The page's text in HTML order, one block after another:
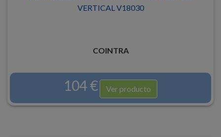
VERTICAL V18030
COINTRA
104 € Ver producto